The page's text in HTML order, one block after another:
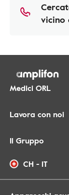
vicino
Medici ORL
Lavora con noi
Il Gruppo
CH - IT